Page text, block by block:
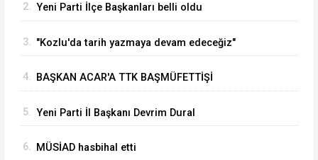
göstergelerinden biridir
2. Yeni Parti İlçe Başkanları belli oldu
3. "Kozlu'da tarih yazmaya devam edeceğiz"
4. BAŞKAN ACAR'A TTK BAŞMÜFETTİŞİ
5. Yeni Parti İl Başkanı Devrim Dural
6. MÜSİAD hasbihal etti